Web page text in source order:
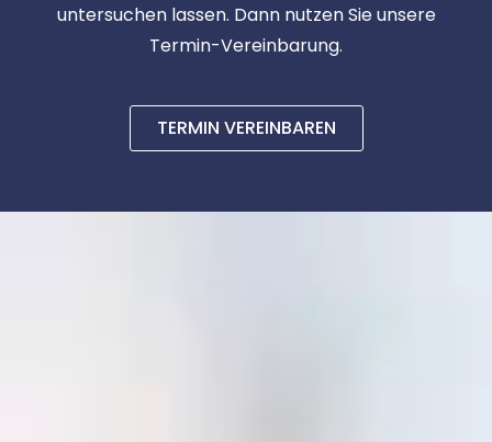
untersuchen lassen. Dann nutzen Sie unsere
Termin-Vereinbarung.
TERMIN VEREINBAREN